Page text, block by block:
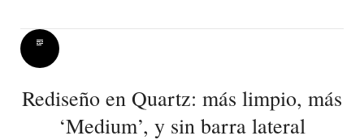
Rediseño en Quartz: más limpio, más
‘Medium’, y sin barra lateral